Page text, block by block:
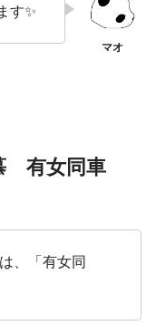
す✨
有女同車
、「有女同